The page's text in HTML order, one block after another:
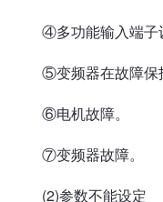
④多功能输入端子设
⑤变频器在故障保
⑥电机故障。
⑦变频器故障。
(2)参数不能设定